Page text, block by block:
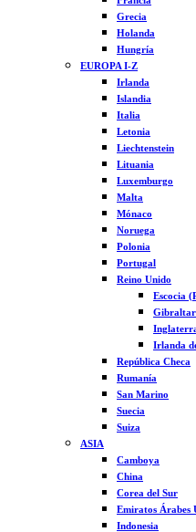
Grecia
Holanda
Hungría
EUROPA I-Z
Irlanda
Islandia
Italia
Letonia
Liechtenstein
Lituania
Luxemburgo
Malta
Mónaco
Noruega
Polonia
Portugal
Reino Unido
Escocia
Gibraltar
Irlanda
República Checa
Rumanía
San Marino
Suecia
Suiza
ASIA
Camboya
China
Corea del Sur
Emiratos Árabes
Indonesia